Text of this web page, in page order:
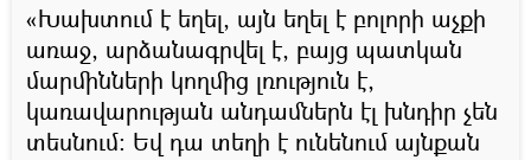
«Խախտում է եղել, այն եղել է բոլորի աչքի
առաջ, արձանագրվել է, բայց պատկան
մարմինների կողմից լռություն է,
կառավարության անդամներն էլ խնդիր չեն
տեսնում։ Եվ դա տեղի է ունենում այնքան